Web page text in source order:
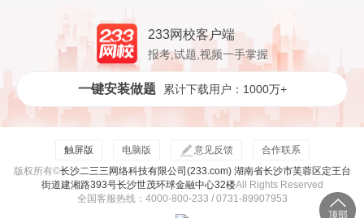
233网校客户端
报考,试题,视频一手掌握
一键安装做题 累计下载用户：1000万+
触屏版 电脑版 意见反馈
合作联系
版权所有©长沙二三三网络科技有限公司(233.com) 湖南省长沙市芙蓉区定王台
街道建湘路393号长沙世茂环球金融中心32楼All Rights Reserved
全国客服热线：4000-800-233 / 0731-89907953
顶部